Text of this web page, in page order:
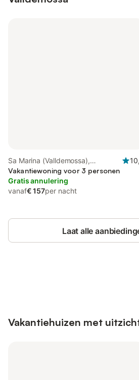
Sa Marina (Valldemossa),
Valldemossa
Vakantiewoning voor 3 personen
Gratis annulering
vanaf€ 157per nacht
Laat alle
Vakantiehuizen met